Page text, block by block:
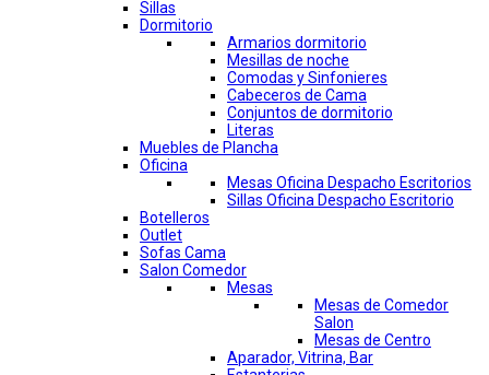
Sillas
Dormitorio
Armarios dormitorio
Mesillas de noche
Comodas y Sinfonieres
Cabeceros de Cama
Conjuntos de dormitorio
Literas
Muebles de Plancha
Oficina
Mesas Oficina Despacho Escritorios
Sillas Oficina Despacho Escritorio
Botelleros
Outlet
Sofas Cama
Salon Comedor
Mesas
Mesas de Comedor
Salon
Mesas de Centro
Aparador, Vitrina, Bar